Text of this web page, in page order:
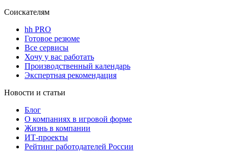
Соискателям
hh PRO
Готовое резюме
Все сервисы
Хочу у вас работать
Производственный календарь
Экспертная рекомендация
Новости и статьи
Блог
О компаниях в игровой форме
Жизнь в компании
ИТ-проекты
Рейтинг работодателей России